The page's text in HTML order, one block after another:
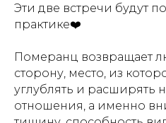
Эти две встречи будут
практике❤️
Померанц возвращает
сторону, место, из
углублять и расширять
отношения, а именно